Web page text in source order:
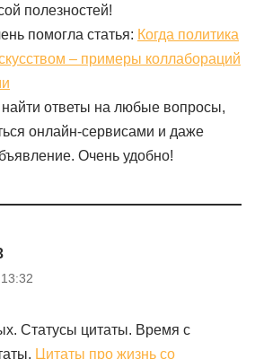
полезностей!
помогла статья: Когда политика
– примеры коллабораций
ответы на любые вопросы,
онлайн-сервисами и даже
Очень удобно!
Статусы цитаты. Время с
Цитаты про жизнь со